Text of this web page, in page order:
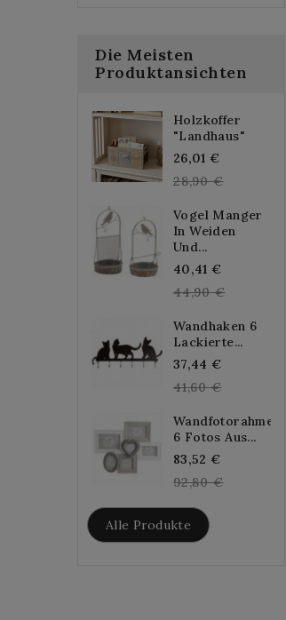
Die Meisten
Produktansichten
Holzkoffer
"Landhaus"
26,01 €
price
28,90 €
Vogel Manger
In Weiden
Und...
40,41 €
price
44,90 €
Wandhaken 6
Lackierte...
37,44 €
price
41,60 €
Wandfotorahmen
6 Fotos Aus...
83,52 €
price
92,80 €
Alle Produkte